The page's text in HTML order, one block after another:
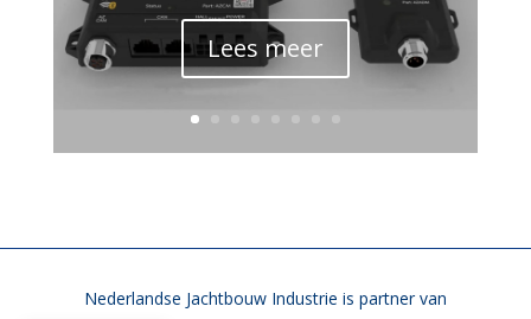
Lees meer
Nederlandse Jachtbouw Industrie is partner van